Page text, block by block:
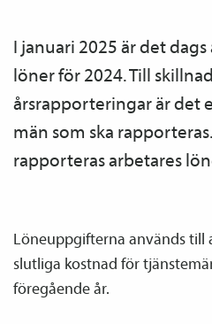
I januari 2025 är det
löner för 2024. Till
årsrapporteringar är det
män som ska
rapporteras arbetares
Löneuppgifterna används till
slutliga kostnad för
föregående år.